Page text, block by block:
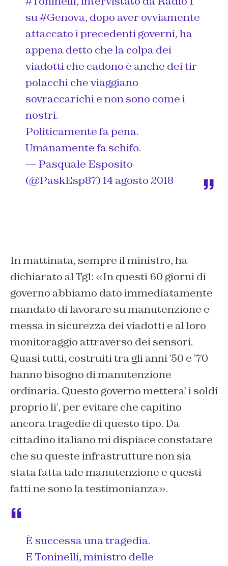
su#Genova, dopo aver ovviamente
attaccato i precedenti governi, ha
appena detto che la colpa dei
viadotti che cadono è anche dei tir
polacchi che viaggiano
sovraccarichi e non sono come i
nostri.
Politicamente fa pena.
Umanamente fa schifo.
— Pasquale Esposito
(@PaskEsp87)14 agosto 2018
In mattinata, sempre il ministro, ha
dichiarato al Tg1: «In questi 60 giorni di
governo abbiamo dato immediatamente
mandato di lavorare su manutenzione e
messa in sicurezza dei viadotti e al loro
monitoraggio attraverso dei sensori.
Quasi tutti, costruiti tra gli anni ’50 e ’70
hanno bisogno di manutenzione
ordinaria. Questo governo mettera’ i soldi
proprio li’, per evitare che capitino
ancora tragedie di questo tipo. Da
cittadino italiano mi dispiace constatare
che su queste infrastrutture non sia
stata fatta tale manutenzione e questi
fatti ne sono la testimonianza».
È successa una tragedia.
E Toninelli, ministro delle